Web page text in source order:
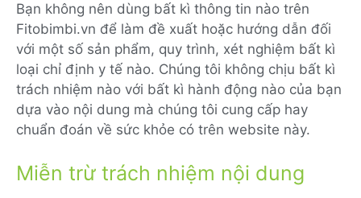
Bạn không nên dùng bất kì thông tin nào trên
Fitobimbi.vn để làm đề xuất hoặc hướng dẫn đối
với một số sản phẩm, quy trình, xét nghiệm bất kì
loại chỉ định y tế nào. Chúng tôi không chịu bất kì
trách nhiệm nào với bất kì hành động nào của bạn
dựa vào nội dung mà chúng tôi cung cấp hay
chuẩn đoán về sức khỏe có trên website này.
Miễn trừ trách nhiệm nội dung